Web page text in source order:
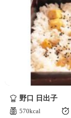
野口 日出子
570kcal